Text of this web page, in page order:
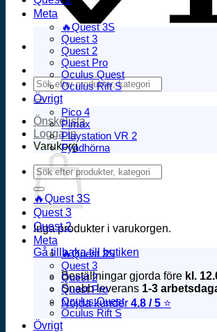
Sök
efter:
Önskelista
Logga in
Varukorg
Inga produkter i varukorgen.
Gå tillbaka till butiken
Beställningar gjorda före kl.
Snabb leverans 1-3
Nöjda kunder 4.8 / 5 ⭐
Meta
🔥Quest 3S
Quest 3
Quest 2
Quest Pro
Oculus Quest
Oculus Rift S
Övrigt
Pico 4
Pimax
Playstation VR 2
Fyndhörna
Sök
efter:
🔥Quest 3S
Quest 3
Quest 2
Meta
🔥Quest 3S
Quest 3
Quest 2
Quest Pro
Oculus Quest
Oculus Rift S
Övrigt